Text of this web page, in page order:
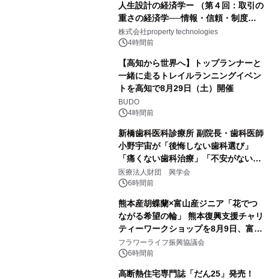
人生設計の経済学ー （第４回：取引の
重さの経済学──情報・信頼・制度を
PropTechはどう組み替えるか）｜
PropTech-Lab
株式会社property technologies
4時間前
【高知から世界へ】トップランナーと
一緒に走るトレイルランニングイベン
トを高知で8月29日（土）開催
BUDO
4時間前
新橋歯科医科診療所 副院長・歯科医師
小野宇宙が「後悔しない歯科選び」
「痛くない歯科治療」「不安がない治
療計画」をテーマに専門監修
医療法人財団 興学会
6時間前
熊本産胡蝶蘭×富山産ジニア「花でつ
ながる希望の輪」 熊本復興支援チャリ
ティーワークショップを8月9日、富
山・射水で開催
フラワーライフ振興協議会
6時間前
高断熱住宅専門誌「だん25」発売！